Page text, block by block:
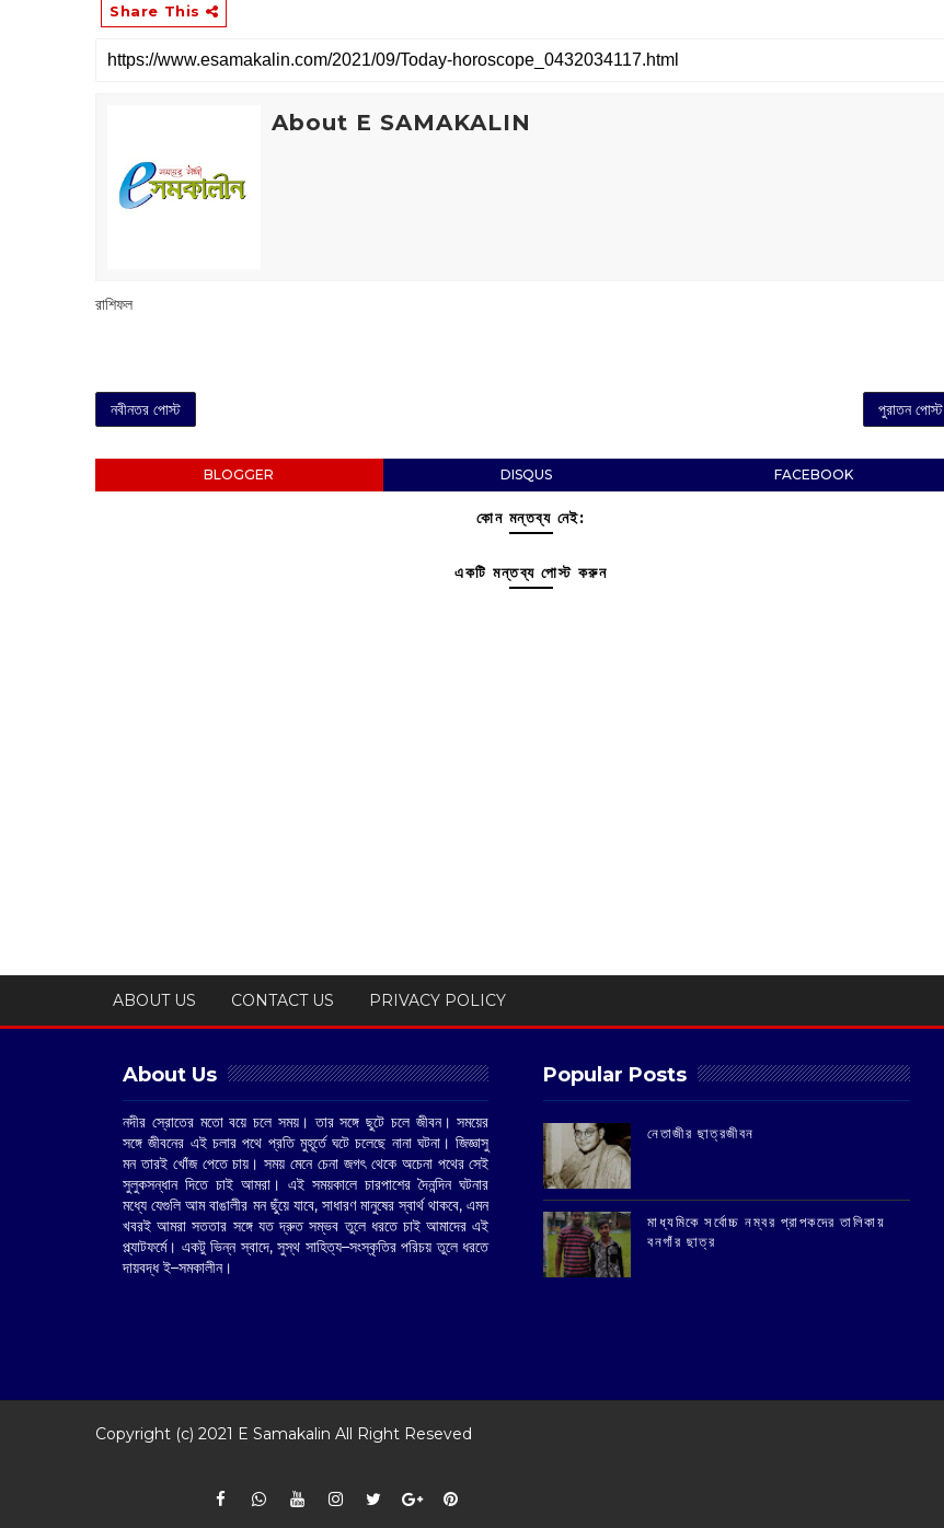
Share This
About E SAMAKALIN
রাশিফল
নবীনতর পোস্ট পুরাতন পোস্ট
BLOGGER DISQUS FACEBOOK
কোন মন্তব্য নেই:
একটি মন্তব্য পোস্ট করুন
ABOUT US CONTACT US PRIVACY POLICY
About Us
নদীর স্রোতের মতো বয়ে চলে সময়। তার সঙ্গে ছুটে চলে জীবন। সময়ের
সঙ্গে জীবনের এই চলার পথে প্রতি মুহূর্তে ঘটে চলেছে নানা ঘটনা। জিজ্ঞাসু
মন তারই খোঁজ পেতে চায়। সময় মেনে চেনা জগৎ থেকে অচেনা পথের সেই
সুলুকসন্ধান দিতে চাই আমরা। এই সময়কালে চারপাশের দৈনন্দিন ঘটনার
মধ্যে যেগুলি আম বাঙালীর মন ছুঁয়ে যাবে, সাধারণ মানুষের স্বার্থ থাকবে, এমন
খবরই আমরা সততার সঙ্গে যত দ্রুত সম্ভব তুলে ধরতে চাই আমাদের এই
প্ল্যাটফর্মে। একটু ভিন্ন স্বাদে, সুস্থ সাহিত্য–সংস্কৃতির পরিচয় তুলে ধরতে
দায়বদ্ধ ই–সমকালীন।
Popular Posts
‌নেতাজীর ছাত্রজীবন
মাধ্যমিকে সর্বোচ্চ নম্বর প্রাপকদের তালিকায়
বনগাঁর ছাত্র
Copyright (c) 2021 E Samakalin All Right Reseved